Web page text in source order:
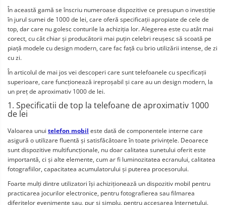
În această gamă se înscriu numeroase dispozitive ce presupun o investiție
în jurul sumei de 1000 de lei, care oferă specificații apropiate de cele de
top, dar care nu golesc conturile la achiziția lor. Alegerea este cu atât mai
corect, cu cât chiar și producătorii mai puțin celebri reușesc să scoată pe
piață modele cu design modern, care fac față cu brio utilizării intense, de zi
cu zi.
În articolul de mai jos vei descoperi care sunt telefoanele cu specificații
superioare, care funcționează ireproșabil și care au un design modern, la
un preț de aproximativ 1000 de lei.
1. Specificatii de top la telefoane de aproximativ 1000
de lei
Valoarea unui telefon mobil este dată de componentele interne care
asigură o utilizare fluentă și satisfăcătoare în toate privințele. Deoarece
sunt dispozitive multifuncționale, nu doar calitatea sunetului oferit este
importantă, ci și alte elemente, cum ar fi luminozitatea ecranului, calitatea
fotografiilor, capacitatea acumulatorului și puterea procesorului.
Foarte mulți dintre utilizatori își achiziționează un dispozitiv mobil pentru
practicarea jocurilor electronice, pentru fotografierea sau filmarea
diferitelor evenimente sau, pur și simplu, pentru accesarea Internetului.